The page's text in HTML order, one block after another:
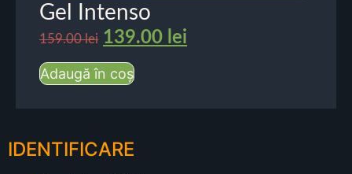
Gel Intenso
159.00lei 139.00 lei
Adaugă în coș
IDENTIFICARE